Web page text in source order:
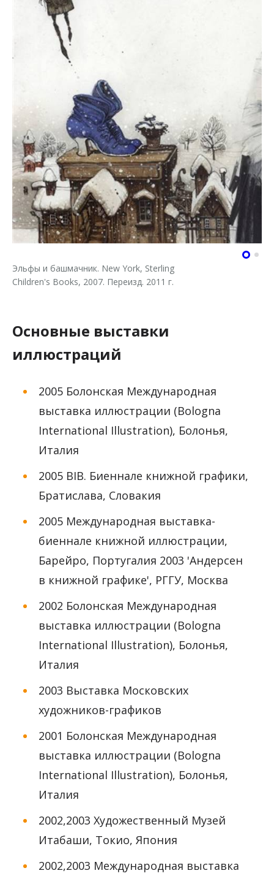
Эльфы и башмачник. New York, Sterling
Children's Books, 2007. Переизд. 2011 г.
Основные выставки
иллюстраций
2005 Болонская Международная
выставка иллюстрации (Bologna
International Illustration), Болонья,
Италия
2005 BIB. Биеннале книжной графики,
Братислава, Словакия
2005 Международная выставка-
биеннале книжной иллюстрации,
Барейро, Португалия 2003 'Андерсен
в книжной графике', РГГУ, Москва
2002 Болонская Международная
выставка иллюстрации (Bologna
International Illustration), Болонья,
Италия
2003 Выставка Московских
художников-графиков
2001 Болонская Международная
выставка иллюстрации (Bologna
International Illustration), Болонья,
Италия
2002,2003 Художественный Музей
Итабаши, Токио, Япония
2002,2003 Международная выставка